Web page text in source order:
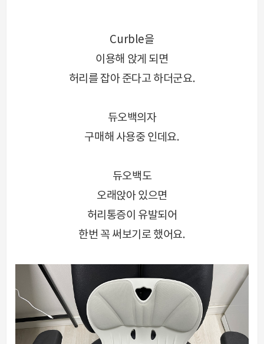
Curble을
이용해 앉게 되면
허리를 잡아 준다고 하더군요.
듀오백의자
구매해 사용중 인데요.
듀오백도
오래앉아 있으면
허리통증이 유발되어
한번 꼭 써보기로 했어요.